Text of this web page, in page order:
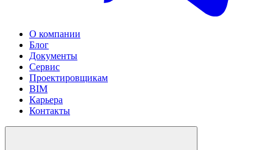
О компании
Блог
Документы
Сервис
Проектировщикам
BIM
Карьера
Контакты